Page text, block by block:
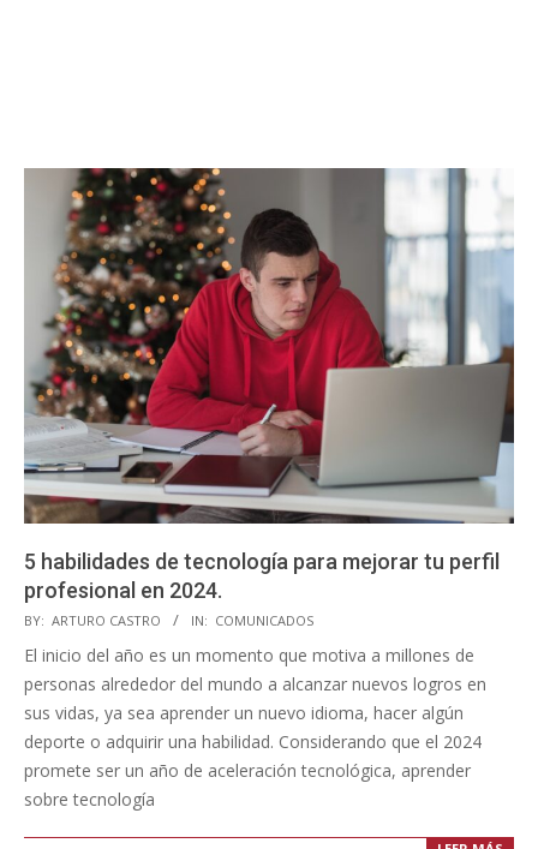
5 habilidades de tecnología para mejorar tu perfil
profesional en 2024.
2023-
12-
BY: ARTURO CASTRO IN: COMUNICADOS
El inicio del año es un momento que motiva a millones de
personas alrededor del mundo a alcanzar nuevos logros en
sus vidas, ya sea aprender un nuevo idioma, hacer algún
deporte o adquirir una habilidad. Considerando que el 2024
promete ser un año de aceleración tecnológica, aprender
sobre tecnología